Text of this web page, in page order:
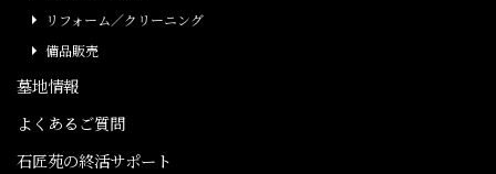
リフォーム／クリーニング
備品販売
墓地情報
よくあるご質問
石匠苑の終活サポート